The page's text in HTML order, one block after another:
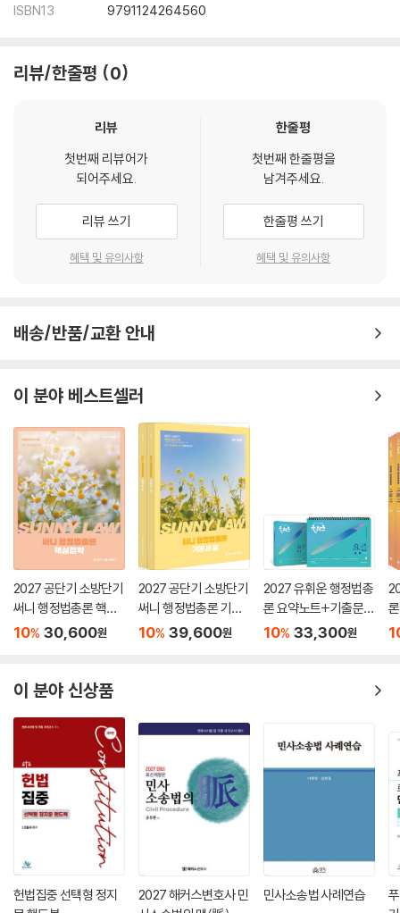
편저자 김정호 올림
ISBN13
9791124264560
리뷰/한줄평 0
리뷰
첫번째 리뷰어가
되어주세요.
리뷰 쓰기
혜택 및 유의사항
한줄평
첫번째 한줄평을
남겨주세요.
한줄평 쓰기
혜택 및 유의사항
배송/반품/교환 안내
이 분야 베스트셀러
2027 공단기 소방단기
써니 행정법총론 핵심
집약
10% 30,600원
2027 공단기 소방단기
써니 행정법총론 기본
서
10% 39,600원
2027 유휘운 행정법총
론 요약노트+기출문제
(요.플.)
10% 33,300원
이 분야 신상품
헌법집중 선택형 정지
2027 해커스변호사 민
민사소송법 사례연습